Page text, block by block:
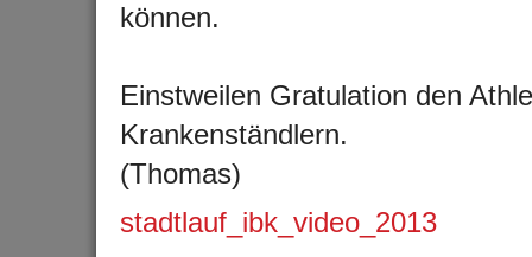
können.
Einstweilen Gratulation den
Krankenständlern.
(Thomas)
stadtlauf_ibk_video_2013